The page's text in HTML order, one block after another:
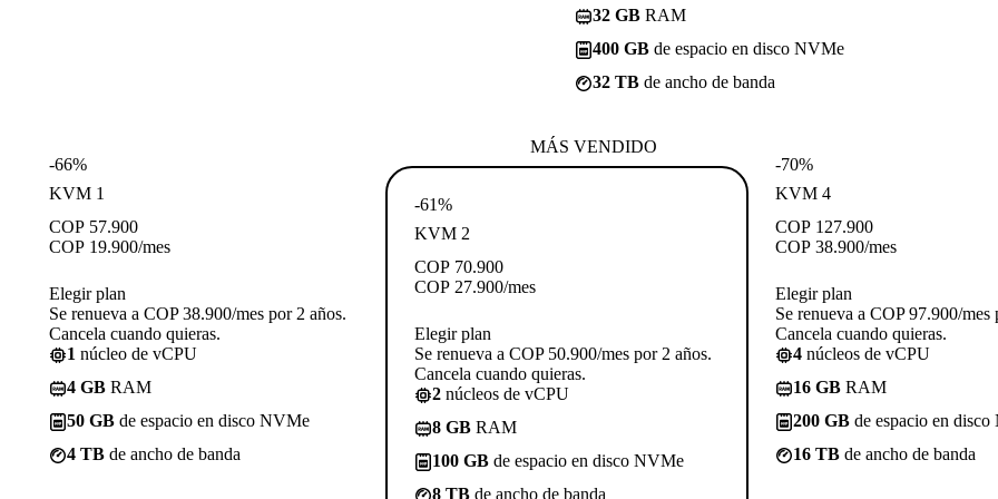
32 GB RAM
400 GB de espacio en disco NVMe
32 TB de ancho de banda
-66%
KVM 1
COP 57.900
COP 19.900/mes
Elegir plan
Se renueva a COP 38.900/mes por 2 años.
Cancela cuando quieras.
1 núcleo de vCPU
4 GB RAM
50 GB de espacio en disco NVMe
4 TB de ancho de banda
MÁS VENDIDO
-61%
KVM 2
COP 70.900
COP 27.900/mes
Elegir plan
Se renueva a COP 50.900/mes por 2 años.
Cancela cuando quieras.
2 núcleos de vCPU
8 GB RAM
100 GB de espacio en disco NVMe
8 TB de ancho de banda
-70%
KVM 4
COP 127.900
COP 38.900/mes
Elegir plan
Se renueva a COP 97.900/mes
Cancela cuando quieras.
4 núcleos de vCPU
16 GB RAM
200 GB de espacio en
16 TB de ancho de banda